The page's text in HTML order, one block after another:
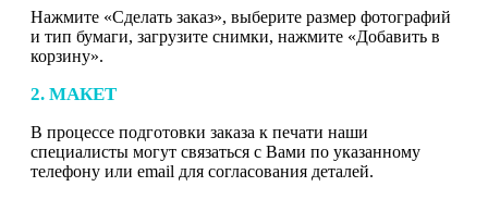
Нажмите «Сделать заказ», выберите размер фотографий
и тип бумаги, загрузите снимки, нажмите «Добавить в
корзину».
2. МАКЕТ
В процессе подготовки заказа к печати наши
специалисты могут связаться с Вами по указанному
телефону или email для согласования деталей.